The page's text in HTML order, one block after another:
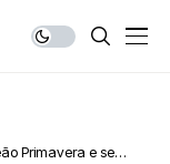
Primavera e se